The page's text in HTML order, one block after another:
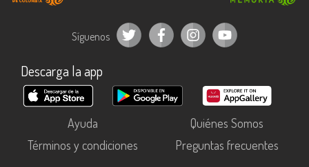
Síguenos
Descarga la app
Ayuda
Quiénes Somos
Términos y condiciones
Preguntas frecuentes